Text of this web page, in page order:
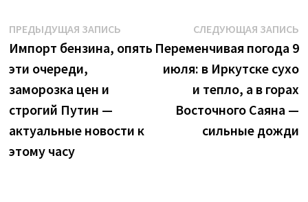
движение
на
одной
из
улиц"
Навигация
по
записям
ПРЕДЫДУЩАЯ ЗАПИСЬПредыдущая
запись:
Импорт бензина, опять
эти очереди,
заморозка цен и
строгий Путин —
актуальные новости к
этому часу
СЛЕДУЮЩАЯ ЗАПИСЬ
Переменчивая погода 9
июля: в Иркутске сухо
и тепло, а в горах
Восточного Саяна —
сильные дожди